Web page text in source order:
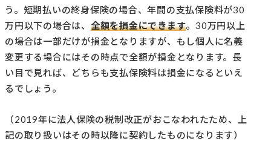
う。短期払いの終身保険の場合、年間の支払保険料が30
万円以下の場合は、 全額を損金にできます。30万円以上
の場合は一部だけが損金となりますが、もし個人に名義
変更する場合にはその時点で全額が損金となります。長
い目で見れば、どちらも支払保険料は損金になるといえ
るでしょう。
（2019年に法人保険の税制改正がおこなわれたため、上
記の取り扱いはその時以降に契約したものになります）